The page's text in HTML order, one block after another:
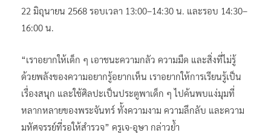
22 มิถุนายน 2568 รอบเวลา 13:00–14:30 น. และรอบ 14:30–
16:00 น.
“เราอยากให้เด็ก ๆ เอาชนะความกลัว ความมืด และสิ่งที่ไม่รู้
ด้วยพลังของความอยากรู้อยากเห็น เราอยากให้การเรียนรู้เป็น
เรื่องสนุก และใช้ศิลปะเป็นประตูพาเด็ก ๆ ไปค้นพบแง่มุมที่
หลากหลายของพระจันทร์ ทั้งความงาม ความลึกลับ และความ
มหัศจรรย์ที่รอให้สำรวจ” ครูเจ-อุษา กล่าวย้ำ